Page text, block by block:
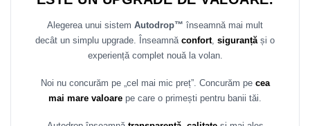
Alegerea unui sistem Autodrop™ înseamnă mai mult
decât un simplu upgrade. Înseamnă confort, siguranțăși o
experiență complet nouă la volan.
Noi nu concurăm pe „cel mai mic preț”. Concurăm pe cea
mai mare valoare pe care o primești pentru banii tăi.